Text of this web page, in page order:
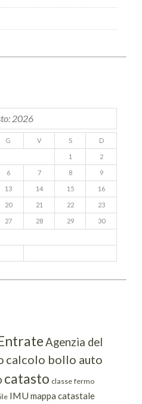
2026
G V S D
1 2
6 7 8 9
13 14 15 16
20 21 22 23
27 28 29 30
Agenzia del
calcolo bollo auto
catasto classe fermo
IMUmappa catastale